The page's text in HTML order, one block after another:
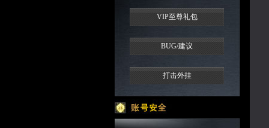
VIP至尊礼包
BUG/建议
打击外挂